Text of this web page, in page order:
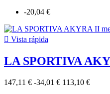
-20,04 €
 Vista rápida
LA SPORTIVA
147,11 € -34,01 € 113,10 €